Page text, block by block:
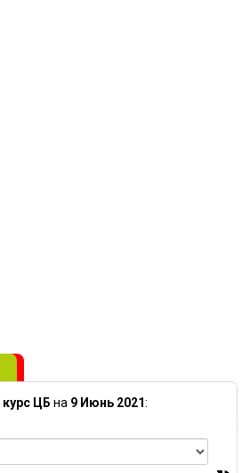
курс ЦБ на 9 Июнь 2021: